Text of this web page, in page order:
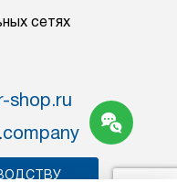
сетях
shop.ru